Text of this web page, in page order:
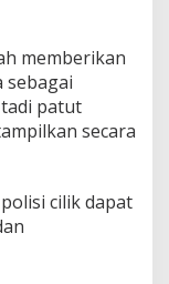
memberikan
sebagai
patut
secara
cilik dapat